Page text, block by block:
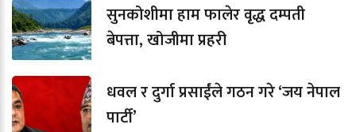
सुनकोशीमा हाम फालेर वृद्ध दम्पती
बेपत्ता, खोजीमा प्रहरी
धवल र दुर्गा प्रसाईंले गठन गरे ‘जय नेपाल
पार्टी’